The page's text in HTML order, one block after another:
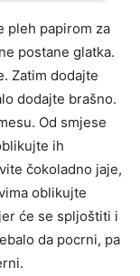
pleh papirom za
postane glatka.
Zatim dodajte
dodajte brašno.
Od smjese
ih
čokoladno jaje,
oblikujte
će se spljoštiti i
da pocrni, pa